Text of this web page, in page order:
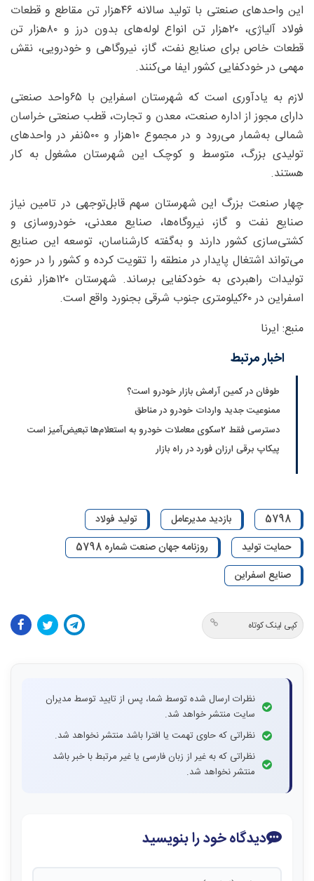
این واحدهای صنعتی با تولید سالانه ۴۶‌هزار تن مقاطع و قطعات
فولاد آلیاژی، ۲۰‌هزار تن انواع لوله‌های بدون درز و ۸۰‌هزار تن
قطعات خاص برای صنایع نفت، گاز، نیروگاهی و خودرویی، نقش
مهمی در خودکفایی کشور ایفا می‌کنند.
لازم به یادآوری است که شهرستان اسفراین با ۶۵‌واحد صنعتی
دارای مجوز از اداره صنعت، معدن و تجارت، قطب صنعتی خراسان
شمالی به‌شمار می‌رود و در مجموع ۱۰‌هزار و ۵۰۰‌نفر در واحدهای
تولیدی بزرگ، متوسط و کوچک این شهرستان مشغول به کار
هستند.
چهار صنعت بزرگ این شهرستان سهم قابل‌توجهی در تامین نیاز
صنایع نفت و گاز، نیروگاه‌ها، صنایع معدنی، خودروسازی و
کشتی‌سازی کشور دارند و به‌گفته کارشناسان، توسعه این صنایع
می‌تواند اشتغال پایدار در منطقه را تقویت کرده و کشور را در حوزه
تولیدات راهبردی به خودکفایی برساند. شهرستان ۱۲۰‌هزار نفری
اسفراین در ۶۰‌کیلومتری جنوب شرقی بجنورد واقع است.
منبع: ایرنا
اخبار مرتبط
طوفان در کمین آرامش بازار خودرو است؟
ممنوعیت جدید واردات خودرو در مناطق
دسترسی فقط ۲سکوی معاملات خودرو به استعلام‌ها تبعیض‌آمیز است
پیکاپ برقی ارزان فورد در راه بازار
5798 بازدید مدیرعامل
تولید فولاد
حمایت تولید
روزنامه جهان صنعت شماره 5798
صنایع اسفراین
کپی لینک کوتاه
نظرات ارسال شده توسط شما، پس از تایید توسط مدیران
سایت منتشر خواهد شد.
نظراتی که حاوی تهمت یا افترا باشد منتشر نخواهد شد.
نظراتی که به غیر از زبان فارسی یا غیر مرتبط با خبر باشد
منتشر نخواهد شد.
دیدگاه خود را بنویسید